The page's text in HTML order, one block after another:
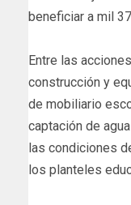
beneficiar a mil
Entre las
construcción y
de mobiliario
captación de
las condiciones
los planteles